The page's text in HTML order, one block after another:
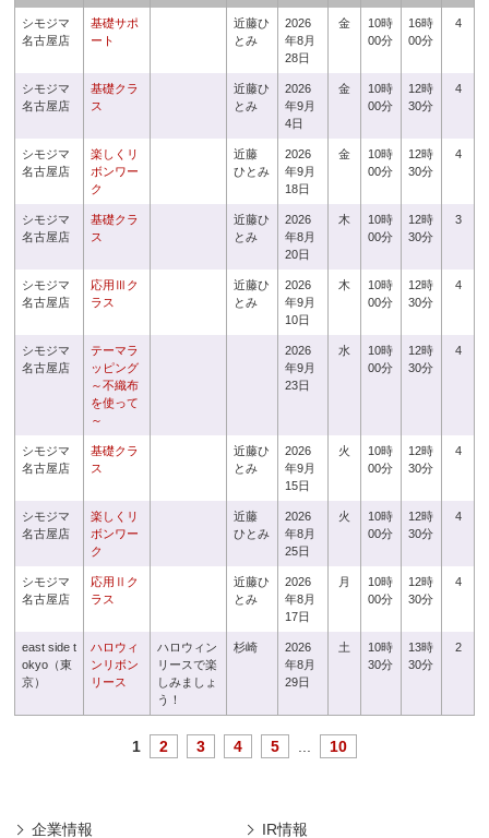
シモジマ
名古屋店
基礎サポ
ート
近藤ひ
とみ
2026
年8月
28日
金
10時
00分
16時
00分
4
シモジマ
名古屋店
基礎クラ
ス
近藤ひ
とみ
2026
年9月
4日
金
10時
00分
12時
30分
4
シモジマ
名古屋店
楽しくリ
ボンワー
ク
近藤
ひとみ
2026
年9月
18日
金
10時
00分
12時
30分
4
シモジマ
名古屋店
基礎クラ
ス
近藤ひ
とみ
2026
年8月
20日
木
10時
00分
12時
30分
3
シモジマ
名古屋店
応用Ⅲク
ラス
近藤ひ
とみ
2026
年9月
10日
木
10時
00分
12時
30分
4
シモジマ
名古屋店
テーマラ
ッピング
～不織布
を使って
～
2026
年9月
23日
水
10時
00分
12時
30分
4
シモジマ
名古屋店
基礎クラ
ス
近藤ひ
とみ
2026
年9月
15日
火
10時
00分
12時
30分
4
シモジマ
名古屋店
楽しくリ
ボンワー
ク
近藤
ひとみ
2026
年8月
25日
火
10時
00分
12時
30分
4
シモジマ
名古屋店
応用Ⅱク
ラス
近藤ひ
とみ
2026
年8月
17日
月
10時
00分
12時
30分
4
east side t
okyo（東
京）
ハロウィ
ンリボン
リース
ハロウィン
リースで楽
しみましょ
う！
杉崎
2026
年8月
29日
土
10時
30分
13時
30分
2
1 2 3 4 5 10
企業情報 IR情報